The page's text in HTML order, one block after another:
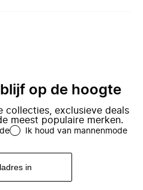
op de hoogte
collecties, exclusieve deals
meest populaire merken.
Ik houd van mannenmode